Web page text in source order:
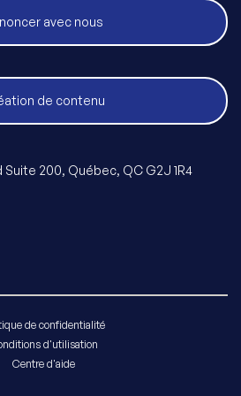
avec nous
de contenu
200, Québec, QC G2J 1R4
de confidentialité
d'utilisation
Centre d'aide